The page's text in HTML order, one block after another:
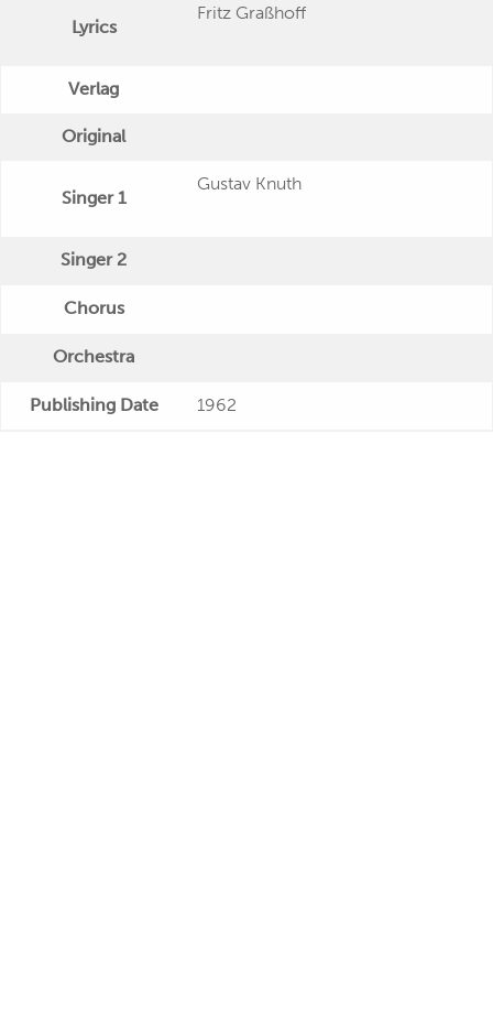
Lyrics
Fritz Graßhoff
Verlag
Original
Singer 1
Gustav Knuth
Singer 2
Chorus
Orchestra
Publishing Date 1962